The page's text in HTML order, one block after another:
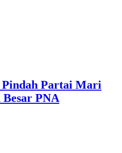
Partai Mari
PNA